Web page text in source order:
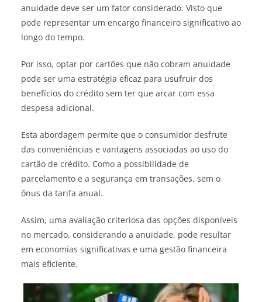
anuidade deve ser um fator considerado. Visto que
pode representar um encargo financeiro significativo ao
longo do tempo.
Por isso, optar por cartões que não cobram anuidade
pode ser uma estratégia eficaz para usufruir dos
benefícios do crédito sem ter que arcar com essa
despesa adicional.
Esta abordagem permite que o consumidor desfrute
das conveniências e vantagens associadas ao uso do
cartão de crédito. Como a possibilidade de
parcelamento e a segurança em transações, sem o
ônus da tarifa anual.
Assim, uma avaliação criteriosa das opções disponíveis
no mercado, considerando a anuidade, pode resultar
em economias significativas e uma gestão financeira
mais eficiente.